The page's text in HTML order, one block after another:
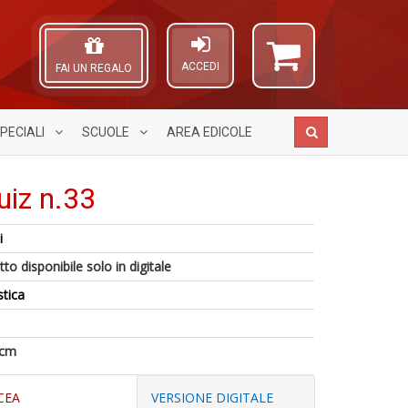
ACCEDI
FAI UN REGALO
SCUOLE AREA EDICOLE
n.33
disponibile solo in digitale
VERSIONE DIGITALE